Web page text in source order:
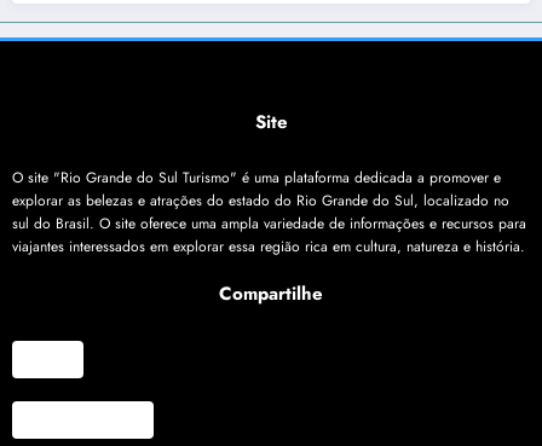
Site
O site "Rio Grande do Sul Turismo" é uma plataforma dedicada a promover e
explorar as belezas e atrações do estado do Rio Grande do Sul, localizado no
sul do Brasil. O site oferece uma ampla variedade de informações e recursos para
viajantes interessados em explorar essa região rica em cultura, natureza e história.
Compartilhe